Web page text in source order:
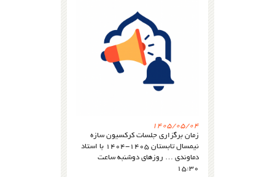
1405/05/04
زمان برگزاری جلسات کرکسیون سازه
نیمسال تابستان 1405-1404 با استاد
دماوندی … روزهای دوشنبه ساعت
15:30